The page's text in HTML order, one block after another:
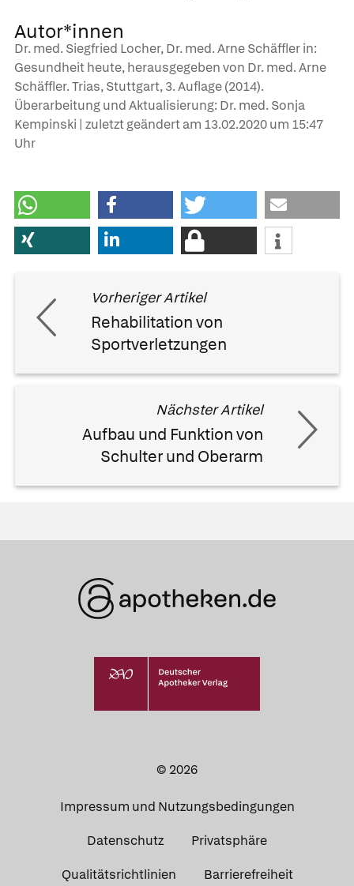
Autor*innen
Dr. med. Siegfried Locher, Dr. med. Arne Schäffler in:
Gesundheit heute, herausgegeben von Dr. med. Arne
Schäffler. Trias, Stuttgart, 3. Auflage (2014).
Überarbeitung und Aktualisierung: Dr. med. Sonja
Kempinski | zuletzt geändert am 13.02.2020um 15:47
Uhr
Vorheriger Artikel
Rehabilitation von
Sportverletzungen
Nächster Artikel
Aufbau und Funktion von
Schulter und Oberarm
© 2026
Impressum und Nutzungsbedingungen
Datenschutz Privatsphäre
Qualitätsrichtlinien Barrierefreiheit